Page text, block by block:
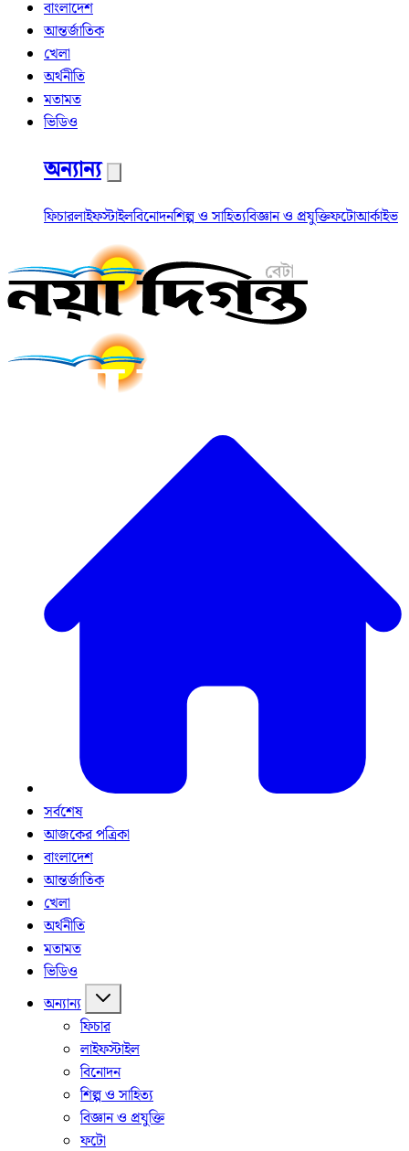
বাংলাদেশ
আন্তর্জাতিক
খেলা
অর্থনীতি
মতামত
ভিডিও
অন্যান্য
ফিচারলাইফস্টাইলবিনোদনশিল্প ও সাহিত্যবিজ্ঞান ও প্রযুক্তিফটোআর্কাইভ
সর্বশেষ
আজকের পত্রিকা
বাংলাদেশ
আন্তর্জাতিক
খেলা
অর্থনীতি
মতামত
ভিডিও
অন্যান্য
ফিচার
লাইফস্টাইল
বিনোদন
শিল্প ও সাহিত্য
বিজ্ঞান ও প্রযুক্তি
ফটো